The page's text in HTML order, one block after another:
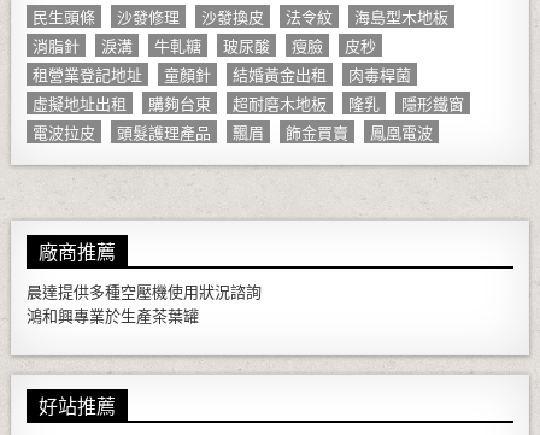
民生頭條
沙發修理 沙發換皮 法令紋
海島型木地板
消脂針
淚溝 牛軋糖 玻尿酸 瘦臉
皮秒
租營業登記地址
童顏針 結婚黃金出租
肉毒桿菌
虛擬地址出租
購夠台東 超耐磨木地板 隆乳
隱形鐵窗
電波拉皮
頭髮護理產品 飄眉 飾金買賣 鳳凰電波
廠商推薦
晨達提供多種空壓機使用狀況諮詢
鴻和興專業於生產茶葉罐
好站推薦